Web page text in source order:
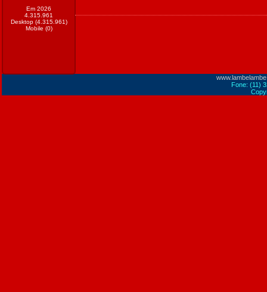
Em 2026
4.315.961
Desktop (4.315.961)
Mobile (0)
Fone: (11)